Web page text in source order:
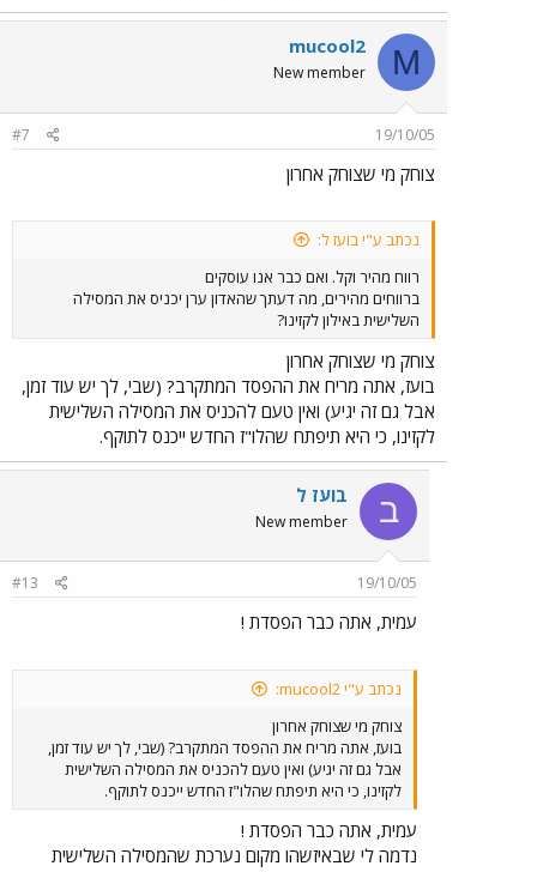
M
mucool2
New member
19/10/05
#7
צוחק מי שצוחק אחרון
נכתב ע"י בועז ל:
רווח מהיר וקל. ואם כבר אנו עוסקים
ברווחים מהירים, מה דעתך שהאדון ערן יכניס את המסילה
השלישית באילון לקזינו?
צוחק מי שצוחק אחרון
בועז, אתה מריח את ההפסד המתקרב? (שבי, לך יש עוד זמן,
אבל גם זה יגיע) ואין טעם להכניס את המסילה השלישית
לקזינו, כי היא תיפתח שהלו"ז החדש ייכנס לתוקף.
ב בועז ל
New member
19/10/05
#13
עמית, אתה כבר הפסדת !
נכתב ע"י mucool2:
צוחק מי שצוחק אחרון
בועז, אתה מריח את ההפסד המתקרב? (שבי, לך יש עוד זמן,
אבל גם זה יגיע) ואין טעם להכניס את המסילה השלישית
לקזינו, כי היא תיפתח שהלו"ז החדש ייכנס לתוקף.
עמית, אתה כבר הפסדת !
נדמה לי שבאיזשהו מקום נערכת שהמסילה השלישית